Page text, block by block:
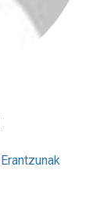
Erantzunak